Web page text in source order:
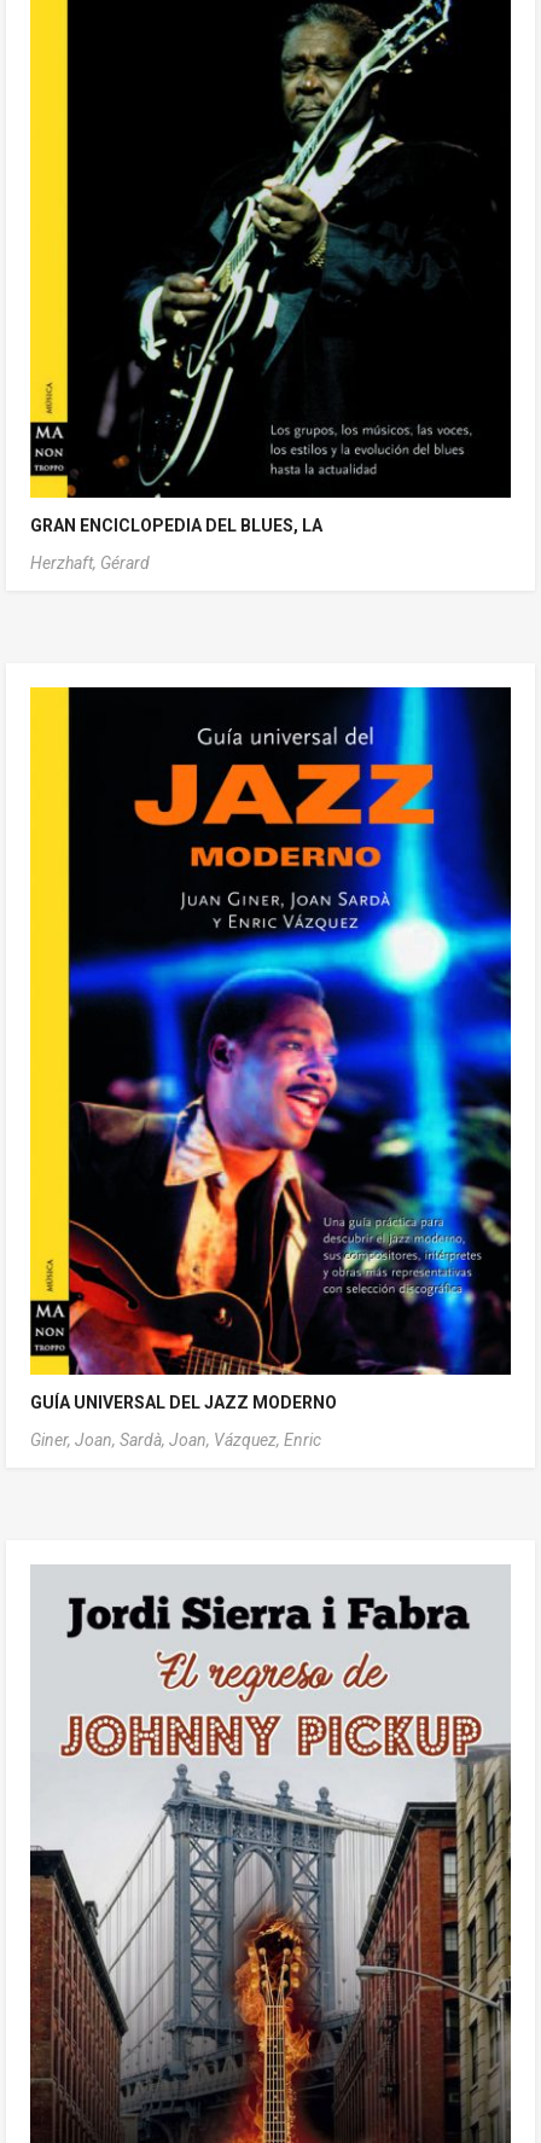
GRAN ENCICLOPEDIA DEL BLUES, LA
Herzhaft, Gérard
GUÍA UNIVERSAL DEL JAZZ MODERNO
Giner, Joan, Sardà, Joan, Vázquez, Enric